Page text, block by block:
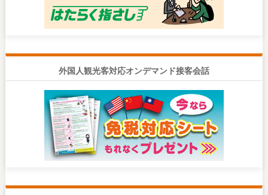
外国人観光客対応オンデマンド接客会話